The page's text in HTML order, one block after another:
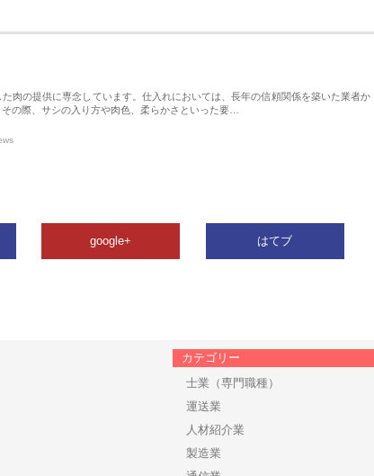
肉の提供に専念しています。仕入れにおいては、長年の信頼関係を築いた業者か
の際、サシの入り方や肉色、柔らかさといった要…
google+ はてブ
カテゴリー
士業（専門職種）
運送業
人材紹介業
製造業